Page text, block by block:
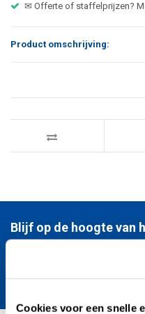
Cookies voor een snelle
✉ Offerte of staffelprijzen?
Product omschrijving:
Blijf op de hoogte van